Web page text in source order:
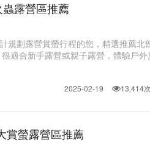
露營區推薦
規劃露營賞螢行程的您，精選推薦北
適合新手露營或親子露營，體驗戶外
2025-02-19 13,414
賞螢露營區推薦